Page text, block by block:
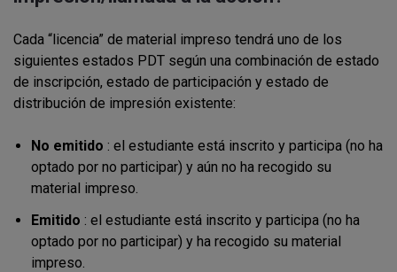
Cada “licencia” de material impreso tendrá uno de los
siguientes estados PDT según una combinación de estado
de inscripción, estado de participación y estado de
distribución de impresión existente:
No emitido : el estudiante está inscrito y participa (no ha
optado por no participar) y aún no ha recogido su
material impreso.
Emitido : el estudiante está inscrito y participa (no ha
optado por no participar) y ha recogido su material
impreso.